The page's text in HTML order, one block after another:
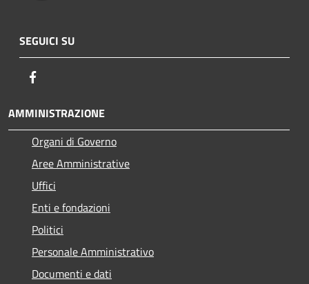
SEGUICI SU
AMMINISTRAZIONE
Organi di Governo
Aree Amministrative
Uffici
Enti e fondazioni
Politici
Personale Amministrativo
Documenti e dati